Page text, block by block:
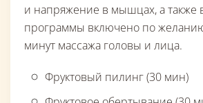
и напряжение в мышцах, а также
программы включено по
минут массажа головы и лица.
Фруктовый пилинг (30 мин)